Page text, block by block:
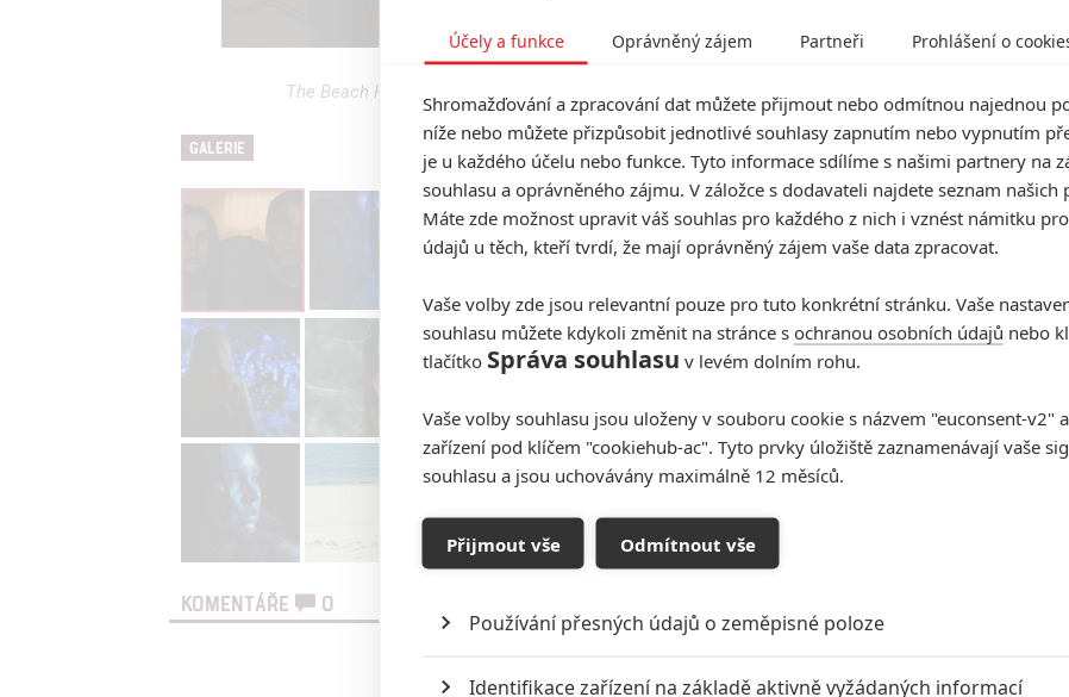
The Beach House: V novém hororu číhá v moři cosi slizkého | Fandíme filmu
GALERIE
KOMENTÁŘE 0
Vstoupit do diskuze
Účely a funkce Oprávněný zájem Partneři Prohlášení o
Shromažďování a zpracování dat můžete přijmout nebo odmítnou najednou
níže nebo můžete přizpůsobit jednotlivé souhlasy zapnutím nebo vypnutím
je u každého účelu nebo funkce. Tyto informace sdílíme s našimi partnery na
souhlasu a oprávněného zájmu. V záložce s dodavateli najdete seznam našich
Máte zde možnost upravit váš souhlas pro každého z nich i vznést námitku
údajů u těch, kteří tvrdí, že mají oprávněný zájem vaše data zpracovat.
Vaše volby zde jsou relevantní pouze pro tuto konkrétní stránku. Vaše
souhlasu můžete kdykoli změnit na stránce s ochranou osobních údajů nebo
tlačítko Správa souhlasu v levém dolním rohu.
Vaše volby souhlasu jsou uloženy v souboru cookie s názvem "euconsent-v2"
zařízení pod klíčem "cookiehub-ac". Tyto prvky úložiště zaznamenávají vaše
souhlasu a jsou uchovávány maximálně 12 měsíců.
Přijmout vše Odmítnout vše
Používání přesných údajů o zeměpisné poloze
Identifikace zařízení na základě aktivně vyžádaných informací